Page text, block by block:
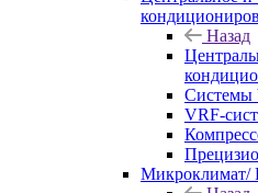
Назад
Системы
VRF-
Микроклимат/